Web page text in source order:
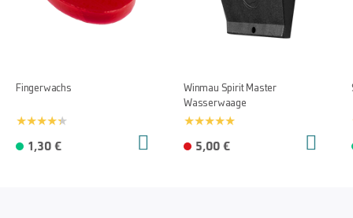
Fingerwachs
1,30 €
Winmau Spirit Master
Wasserwaage
5,00 €